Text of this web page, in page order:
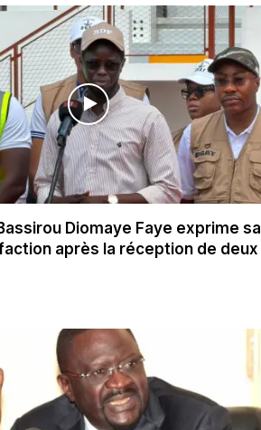
Diomaye Faye exprime sa
après la réception de deux